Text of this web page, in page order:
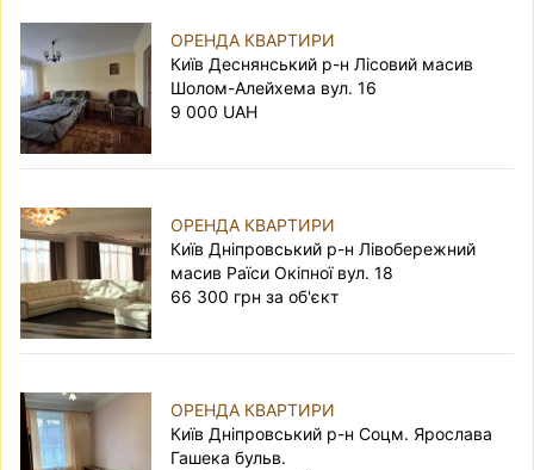
ОРЕНДА КВАРТИРИ
Київ Деснянський р-н Лісовий масив
Шолом-Алейхема вул. 16
9 000 UAH
ОРЕНДА КВАРТИРИ
Київ Дніпровський р-н Лівобережний
масив Раїси Окіпної вул. 18
66 300 грн за об'єкт
ОРЕНДА КВАРТИРИ
Київ Дніпровський р-н Соцм. Ярослава
Гашека бульв.